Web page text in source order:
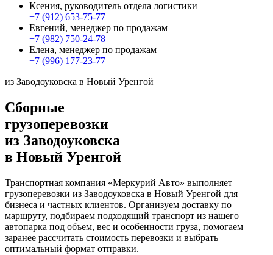
Ксения, руководитель отдела логистики
+7 (912) 653-75-77
Евгений, менеджер по продажам
+7 (982) 750-24-78
Елена, менеджер по продажам
+7 (996) 177-23-77
из Заводоуковска в Новый Уренгой
Сборные
грузоперевозки
из Заводоуковска
в Новый Уренгой
Транспортная компания «Меркурий Авто» выполняет
грузоперевозки из Заводоуковска в Новый Уренгой для
бизнеса и частных клиентов. Организуем доставку по
маршруту, подбираем подходящий транспорт из нашего
автопарка под объем, вес и особенности груза, помогаем
заранее рассчитать стоимость перевозки и выбрать
оптимальный формат отправки.